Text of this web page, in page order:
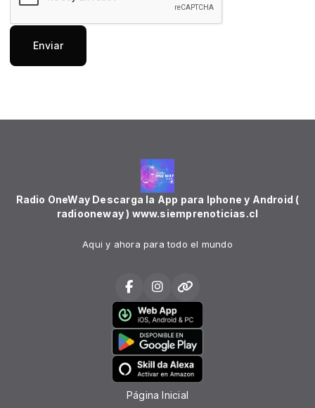
Enviar
Radio OneWay Descarga la App para Iphone y Android (
radiooneway ) www.siemprenoticias.cl
Aqui y ahora para todo el mundo
Página Inicial